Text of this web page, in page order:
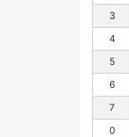
3
4
5
6
7
0